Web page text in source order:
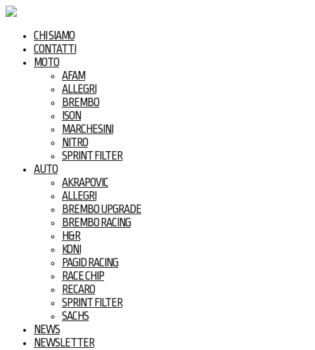
CHI SIAMO
CONTATTI
MOTO
AFAM
ALLEGRI
BREMBO
ISON
MARCHESINI
NITRO
SPRINT FILTER
AUTO
AKRAPOVIC
ALLEGRI
BREMBO UPGRADE
BREMBO RACING
H&R
KONI
PAGID RACING
RACE CHIP
RECARO
SPRINT FILTER
SACHS
NEWS
NEWSLETTER